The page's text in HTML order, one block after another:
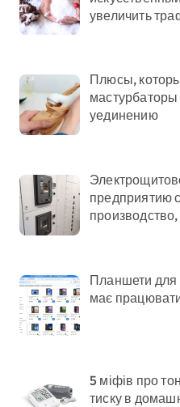
увеличить
Плюсы,
уединению
предприятию
Планшети для
має
5 міфів про
тиску в